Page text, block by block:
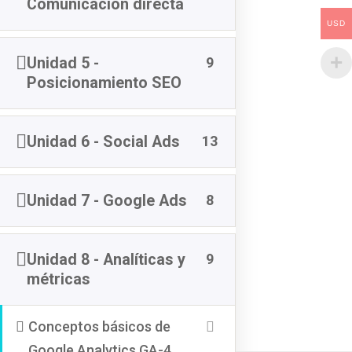
Comunicación directa
Unidad 5 -
Posicionamiento SEO
9
Unidad 6 - Social Ads 13
Unidad 7 - Google Ads 8
Unidad 8 - Analíticas y
métricas
9
Conceptos básicos de
Home
Quienes Somos
Contacto
Medios de pago
Nuestras Redes Sociales
USD